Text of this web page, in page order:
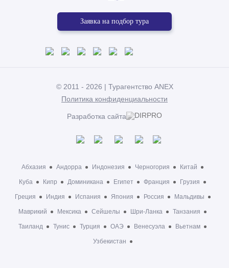
Заявка на подбор тура
© 2011 - 2026 | Турагентство ANEX
Политика конфиденциальности
Разработка сайта
Абхазия Андорра Индонезия Черногория Китай
Куба Кипр Доминикана Египет Франция Грузия
Греция Индия Испания Япония Россия Мальдивы
Маврикий Мексика Сейшелы Шри-Ланка Танзания
Таиланд Тунис Турция ОАЭ Венесуэла Вьетнам
Узбекистан